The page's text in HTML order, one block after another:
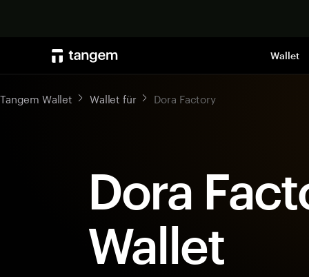
Wallet
Tangem Wallet Wallet für Dora Factory
Dora
Wallet